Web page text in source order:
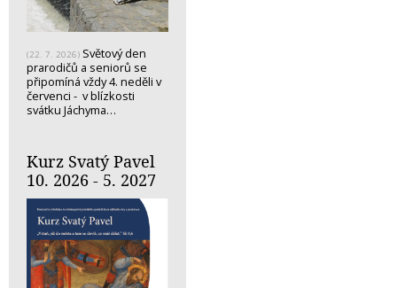
(22. 7. 2026) Světový den
prarodičů a seniorů se
připomíná vždy 4. neděli v
červenci - v blízkosti
svátku Jáchyma…
Kurz Svatý Pavel
10. 2026 - 5. 2027